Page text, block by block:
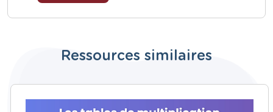
Ressources similaires